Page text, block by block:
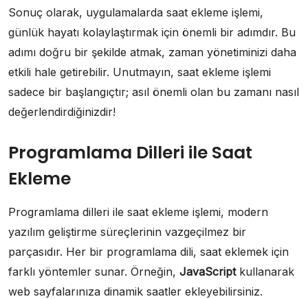
Sonuç olarak, uygulamalarda saat ekleme işlemi,
günlük hayatı kolaylaştırmak için önemli bir adımdır. Bu
adımı doğru bir şekilde atmak, zaman yönetiminizi daha
etkili hale getirebilir. Unutmayın, saat ekleme işlemi
sadece bir başlangıçtır; asıl önemli olan bu zamanı nasıl
değerlendirdiğinizdir!
Programlama Dilleri ile Saat
Ekleme
Programlama dilleri ile saat ekleme işlemi, modern
yazılım geliştirme süreçlerinin vazgeçilmez bir
parçasıdır. Her bir programlama dili, saat eklemek için
farklı yöntemler sunar. Örneğin, JavaScriptkullanarak
web sayfalarınıza dinamik saatler ekleyebilirsiniz.